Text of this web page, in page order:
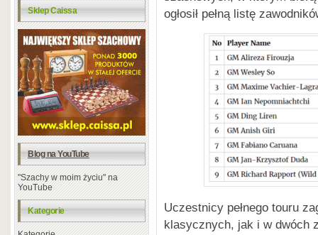
Sklep Caissa
Blog na YouTube
"Szachy w moim życiu" na
YouTube
Kategorie
ogłosił pełną listę
Uczestnicy pełnego touru
klasycznych, jak i w dwóch